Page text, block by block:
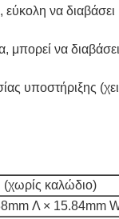
να
μπορεί να
υποστήριξης
(χωρίς καλώδιο)
Λ × 15.84mm